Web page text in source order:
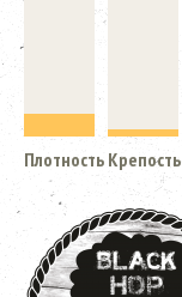
Плотность Крепость